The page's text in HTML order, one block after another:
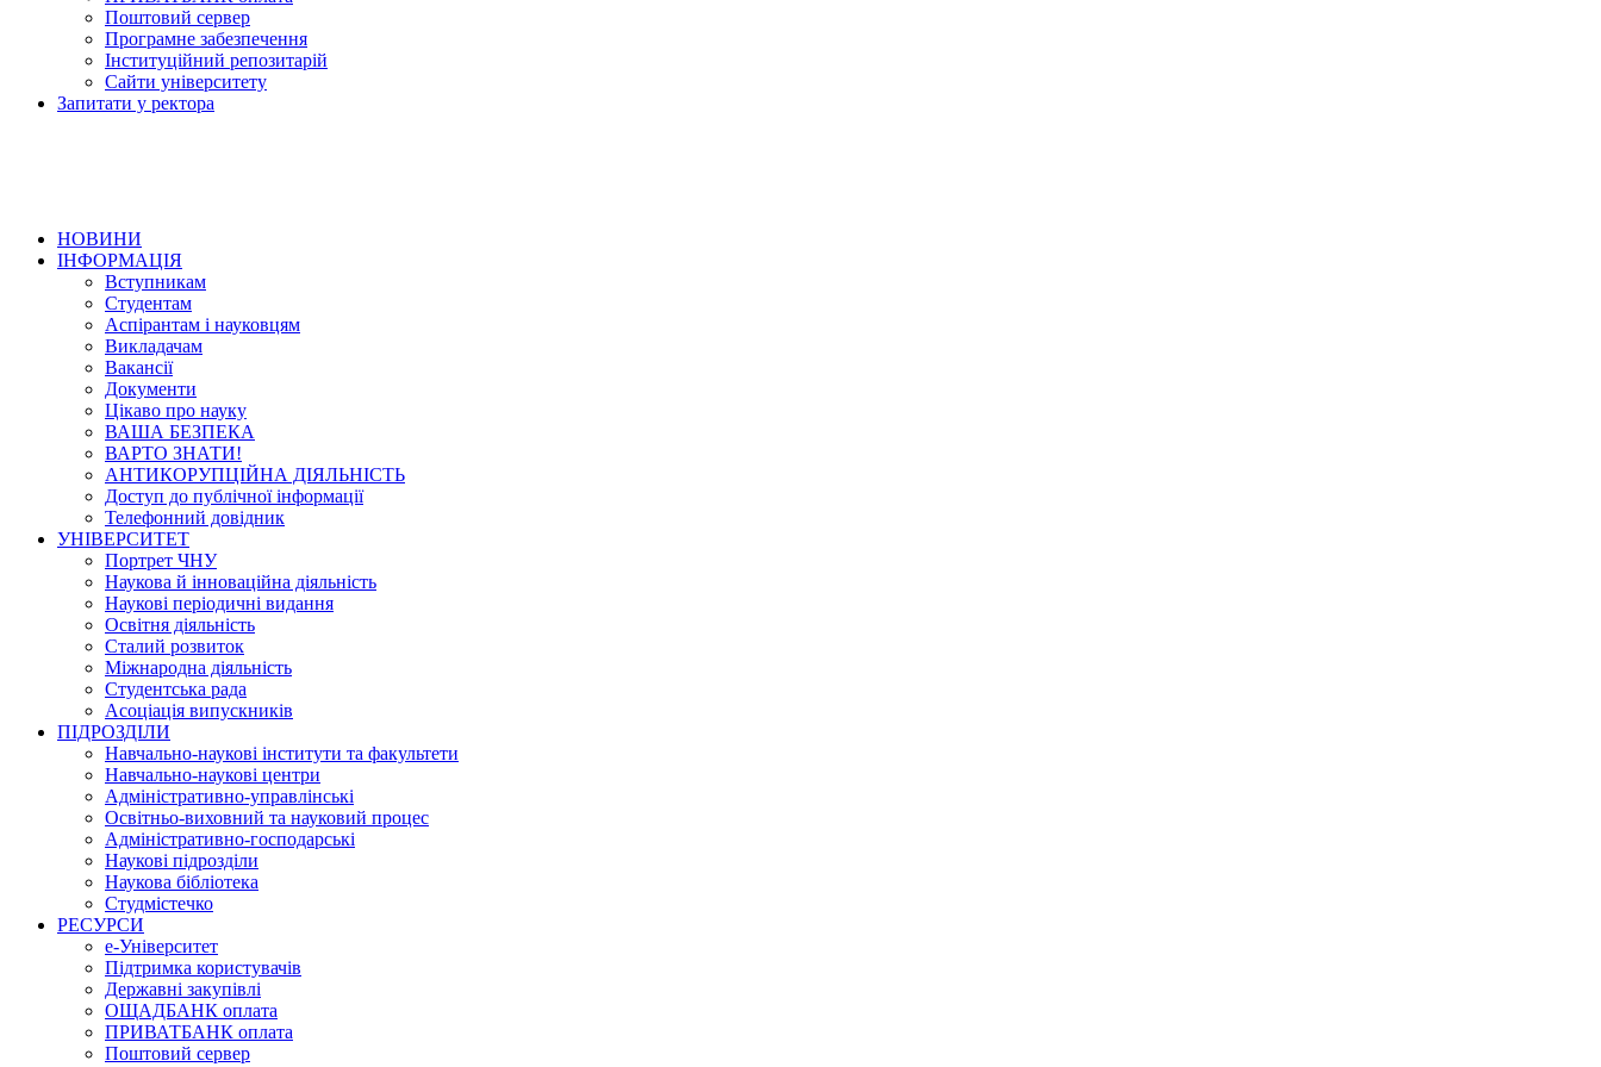
Поштовий сервер
Програмне забезпечення
Інституційний репозитарій
Сайти університету
Запитати у ректора
НОВИНИ
ІНФОРМАЦІЯ
Вступникам
Студентам
Аспірантам і науковцям
Викладачам
Вакансії
Документи
Цікаво про науку
ВАША БЕЗПЕКА
ВАРТО ЗНАТИ!
АНТИКОРУПЦІЙНА ДІЯЛЬНІСТЬ
Доступ до публічної інформації
Телефонний довідник
УНІВЕРСИТЕТ
Портрет ЧНУ
Наукова й інноваційна діяльність
Наукові періодичні видання
Освітня діяльність
Сталий розвиток
Міжнародна діяльність
Студентська рада
Асоціація випускників
ПІДРОЗДІЛИ
Навчально-наукові інститути та факультети
Навчально-наукові центри
Адміністративно-управлінські
Освітньо-виховний та науковий процес
Адміністративно-господарські
Наукові підрозділи
Наукова бібліотека
Студмістечко
РЕСУРСИ
е-Університет
Підтримка користувачів
Державні закупівлі
ОЩАДБАНК оплата
ПРИВАТБАНК оплата
Поштовий сервер